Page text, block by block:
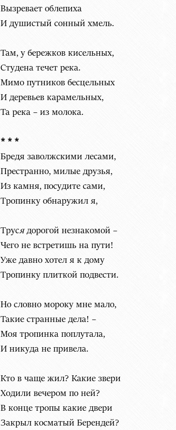
Вызревает облепиха
И душистый сонный хмель.
Там, у бережков кисельных,
Студена течет река.
Мимо путников бесцельных
И деревьев карамельных,
Та река – из молока.
* * *
Бредя заволжскими лесами,
Престранно, милые друзья,
Из камня, посудите сами,
Тропинку обнаружил я,
Трусядорогой незнакомой –
Чего не встретишь на пути!
Уже давно хотел я к дому
Тропинку плиткой подвести.
Но словно мороку мне мало,
Такие странные дела! –
Моя тропинка поплутала,
И никуда не привела.
Кто в чаще жил? Какие звери
Ходили вечером по ней?
В конце тропы какие двери
Закрыл косматый Берендей?